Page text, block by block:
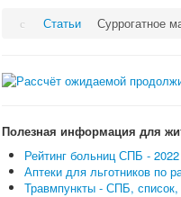
Статьи
Суррогатное
Полезная информация для
Рейтинг больниц СПБ - 2022
Аптеки для льготников по
Травмпункты - СПБ,